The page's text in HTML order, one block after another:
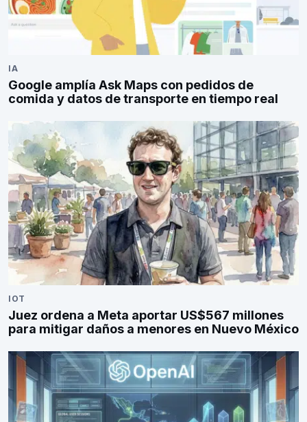
IA
Google amplía Ask Maps con pedidos de
comida y datos de transporte en tiempo real
IOT
Juez ordena a Meta aportar US$567 millones
para mitigar daños a menores en Nuevo México